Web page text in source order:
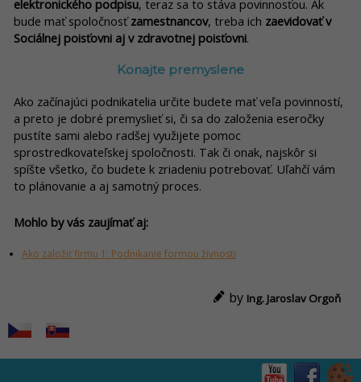
elektronického podpisu, teraz sa to stáva povinnosťou. Ak
bude mať spoločnosťzamestnancov, treba ich zaevidovať v
Sociálnej poisťovni aj v zdravotnej poisťovni.
Konajte premyslene
Ako začínajúci podnikatelia určite budete mať veľa povinností,
a preto je dobré premyslieť si, či sa do založenia eseročky
pustíte sami alebo radšej využijete pomoc
sprostredkovateľskej spoločnosti. Tak či onak, najskôr si
spíšte všetko, čo budete k zriadeniu potrebovať. Uľahčí vám
to plánovanie a aj samotný proces.
Mohlo by vás zaujímať aj:
Ako založiť firmu 1: Podnikanie formou živnosti
by Ing. Jaroslav Orgoň